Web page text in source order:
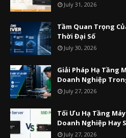
July 31, 2026
Tầm Quan Trọng
Thời Đại Số
July 30, 2026
Giải Pháp Hạ Tầng
Doanh Nghiệp
July 27, 2026
Tối Ưu Hạ Tầng
Doanh Nghiệp Hay
July 27, 2026